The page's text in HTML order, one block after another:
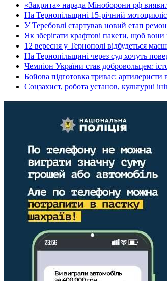
«Закрита» нарада Міноборони рф
На Тернопільщині 15-річний
У Теребовлі стартував новий етап
Як зберігати крафтові пакети, щоб
12 вересня у Тернополі відбудеться
На Тернопільщині через суд хочуть
Чемпіон України став добровольцем:
Бойова підготовка триває: артилеристи
Соцзахист, робота установ, культурні